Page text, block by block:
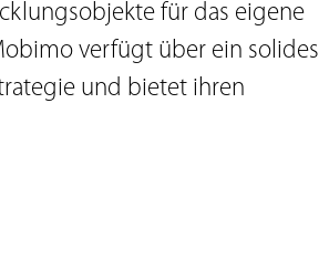
für das eigene
verfügt über ein solides
und bietet ihren